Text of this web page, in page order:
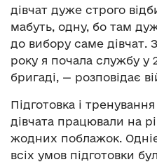
дівчат дуже строго
мабуть, одну, бо там
до вибору саме дівчат.
року я почала службу у
бригаді, — розповідає
Підготовка і
дівчата працювали на
жодних поблажок.
всіх умов підготовки